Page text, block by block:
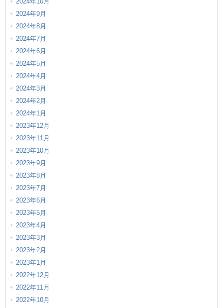
2024年9月
2024年8月
2024年7月
2024年6月
2024年5月
2024年4月
2024年3月
2024年2月
2024年1月
2023年12月
2023年11月
2023年10月
2023年9月
2023年8月
2023年7月
2023年6月
2023年5月
2023年4月
2023年3月
2023年2月
2023年1月
2022年12月
2022年11月
2022年10月